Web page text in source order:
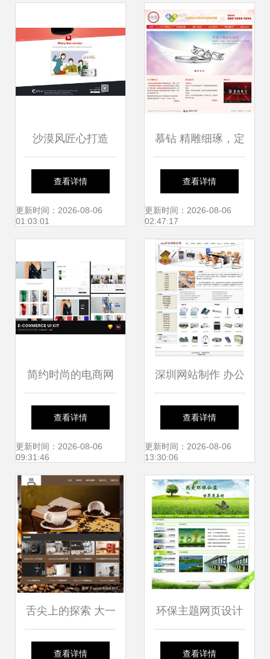
沙漠风匠心打造
EMINI立人官网正
式上线，呈现网页
查看详情
更新时间：2026-08-06
01:03:01
慕钻 精雕细琢，定
制您的珠宝品牌线
上传奇
查看详情
更新时间：2026-08-06
02:47:17
简约时尚的电商网
页设计模板 打造高
质量视觉体验
查看详情
更新时间：2026-08-06
09:31:46
深圳网站制作 办公
用品展示版网页设
计制作崭新诠释
查看详情
更新时间：2026-08-06
13:30:06
舌尖上的探索 大一
学生Web课程设计
查看详情
环保主题网页设计
作业 简单易学的网
查看详情